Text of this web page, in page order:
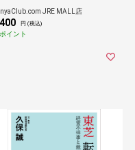
JRE MALL店
円 (税込)
イント